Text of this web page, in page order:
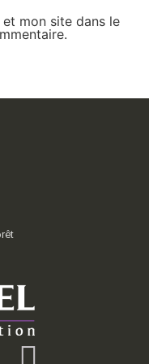
mon site dans le